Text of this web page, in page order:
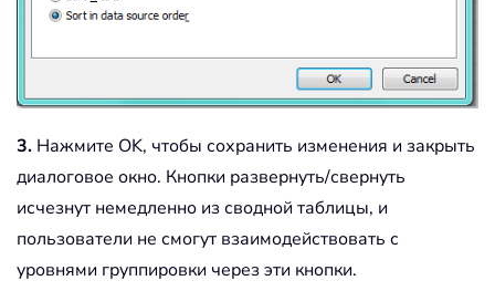
3. Нажмите OK, чтобы сохранить изменения и закрыть
диалоговое окно. Кнопки развернуть/свернуть
исчезнут немедленно из сводной таблицы, и
пользователи не смогут взаимодействовать с
уровнями группировки через эти кнопки.